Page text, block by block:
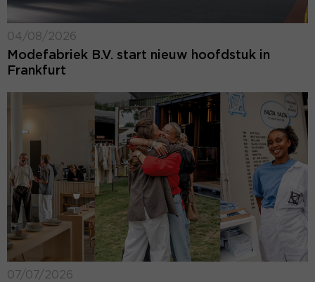
04/08/2026
Modefabriek B.V. start nieuw hoofdstuk in
Frankfurt
07/07/2026